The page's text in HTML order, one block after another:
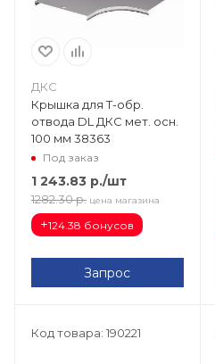
ДКС
Крышка для Т-обр.
отвода DL ДКС мет. осн.
100 мм 38363
Под заказ
1 243.83 р./шт
1282.30 р. цена магазина
+124.38 бонусов
Запрос
Код товара: 190221